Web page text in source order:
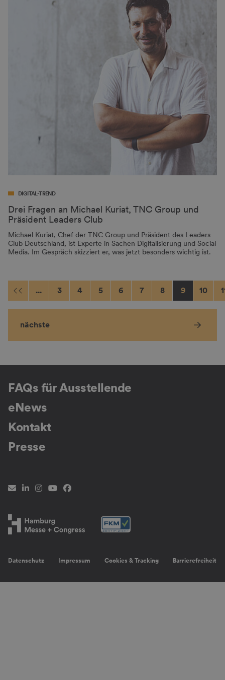
DIGITAL-TREND
Drei Fragen an Michael Kuriat, TNC Group und
Präsident Leaders Club
Michael Kuriat, Chef der TNC Group und Präsident des Leaders
Club Deutschland, ist Experte in Sachen Digitalisierung und Social
Media. Im Gespräch skizziert er, was jetzt besonders wichtig ist.
... 3 4 5 6 7 8 9 10
nächste
FAQs für Ausstellende
eNews
Kontakt
Presse
Newsletter
LinkedIn
Instagram
YouTubeFacebook
Datenschutz Impressum Cookies & Tracking Barrierefreiheit